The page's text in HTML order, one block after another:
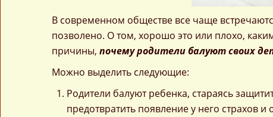
В современном обществе все чаще
позволено. О том, хорошо это или плохо,
причины, почему родители балуют своих
Можно выделить следующие:
Родители балуют ребенка, стараясь
предотвратить появление у него страхов